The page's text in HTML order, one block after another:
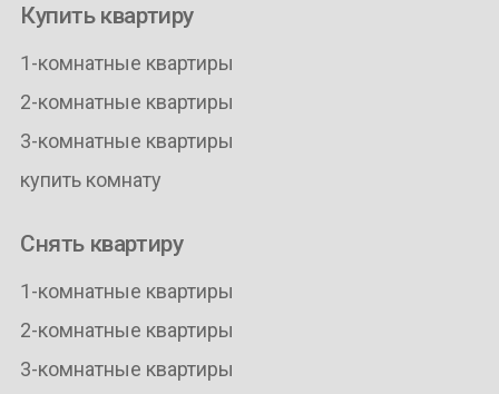
Купить квартиру
1-комнатные квартиры
2-комнатные квартиры
3-комнатные квартиры
купить комнату
Снять квартиру
1-комнатные квартиры
2-комнатные квартиры
3-комнатные квартиры